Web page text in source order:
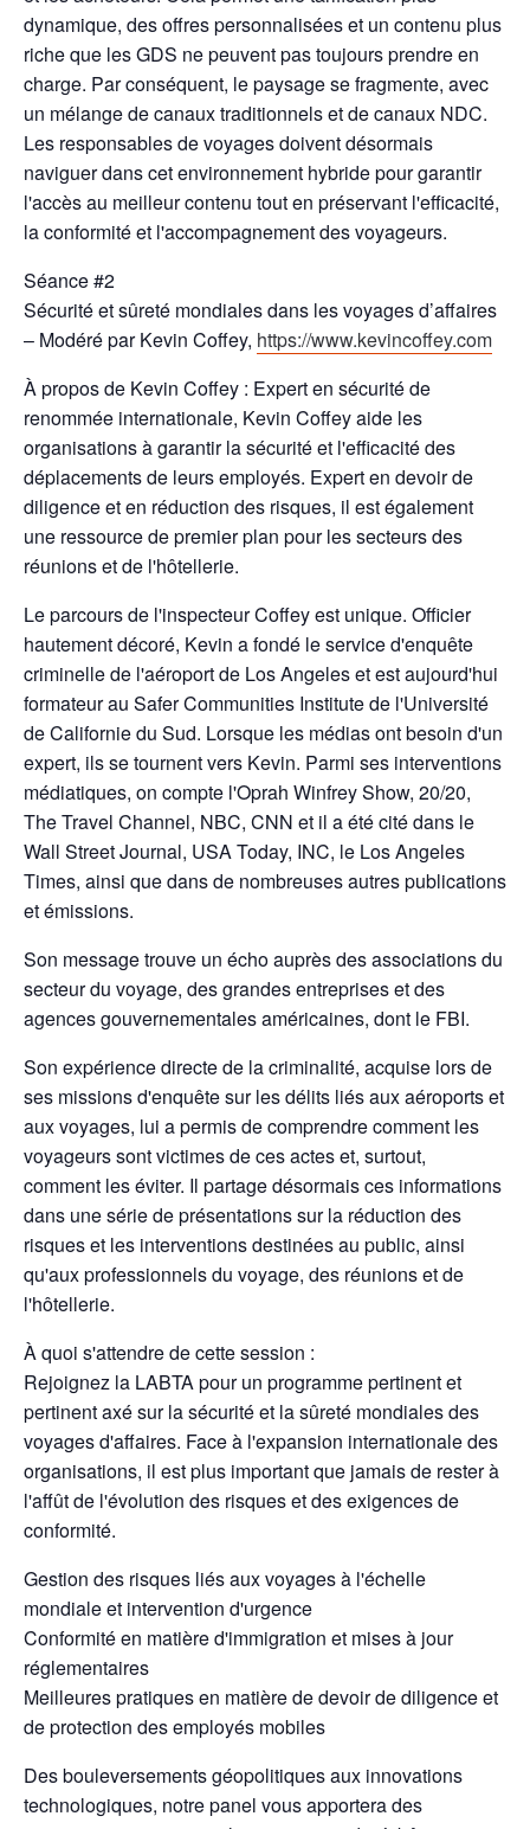
dynamique, des offres personnalisées et un contenu plus
riche que les GDS ne peuvent pas toujours prendre en
charge. Par conséquent, le paysage se fragmente, avec
un mélange de canaux traditionnels et de canaux NDC.
Les responsables de voyages doivent désormais
naviguer dans cet environnement hybride pour garantir
l'accès au meilleur contenu tout en préservant l'efficacité,
la conformité et l'accompagnement des voyageurs.
Séance #2
Sécurité et sûreté mondiales dans les voyages d’affaires
– Modéré par Kevin Coffey, https://www.kevincoffey.com
À propos de Kevin Coffey : Expert en sécurité de
renommée internationale, Kevin Coffey aide les
organisations à garantir la sécurité et l'efficacité des
déplacements de leurs employés. Expert en devoir de
diligence et en réduction des risques, il est également
une ressource de premier plan pour les secteurs des
réunions et de l'hôtellerie.
Le parcours de l'inspecteur Coffey est unique. Officier
hautement décoré, Kevin a fondé le service d'enquête
criminelle de l'aéroport de Los Angeles et est aujourd'hui
formateur au Safer Communities Institute de l'Université
de Californie du Sud. Lorsque les médias ont besoin d'un
expert, ils se tournent vers Kevin. Parmi ses interventions
médiatiques, on compte l'Oprah Winfrey Show, 20/20,
The Travel Channel, NBC, CNN et il a été cité dans le
Wall Street Journal, USA Today, INC, le Los Angeles
Times, ainsi que dans de nombreuses autres publications
et émissions.
Son message trouve un écho auprès des associations du
secteur du voyage, des grandes entreprises et des
agences gouvernementales américaines, dont le FBI.
Son expérience directe de la criminalité, acquise lors de
ses missions d'enquête sur les délits liés aux aéroports et
aux voyages, lui a permis de comprendre comment les
voyageurs sont victimes de ces actes et, surtout,
comment les éviter. Il partage désormais ces informations
dans une série de présentations sur la réduction des
risques et les interventions destinées au public, ainsi
qu'aux professionnels du voyage, des réunions et de
l'hôtellerie.
À quoi s'attendre de cette session :
Rejoignez la LABTA pour un programme pertinent et
pertinent axé sur la sécurité et la sûreté mondiales des
voyages d'affaires. Face à l'expansion internationale des
organisations, il est plus important que jamais de rester à
l'affût de l'évolution des risques et des exigences de
conformité.
Gestion des risques liés aux voyages à l'échelle
mondiale et intervention d'urgence
Conformité en matière d'immigration et mises à jour
réglementaires
Meilleures pratiques en matière de devoir de diligence et
de protection des employés mobiles
Des bouleversements géopolitiques aux innovations
technologiques, notre panel vous apportera des